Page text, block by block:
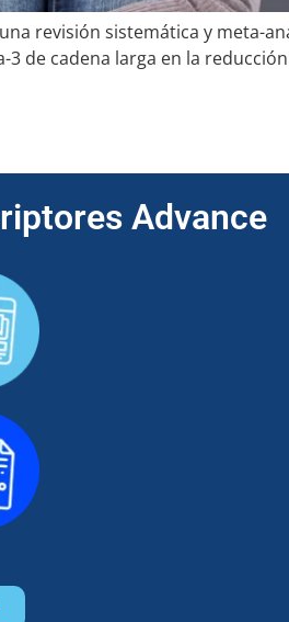
revisión sistemática y meta-
de cadena larga en la
Advance